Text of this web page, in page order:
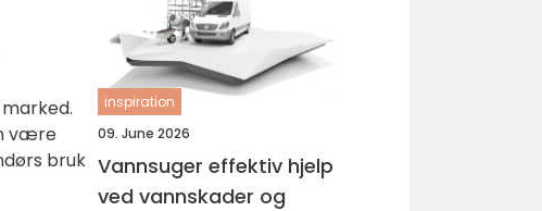
være
bruk
inspiration
09. June 2026
Vannsuger effektiv hjelp
ved vannskader og